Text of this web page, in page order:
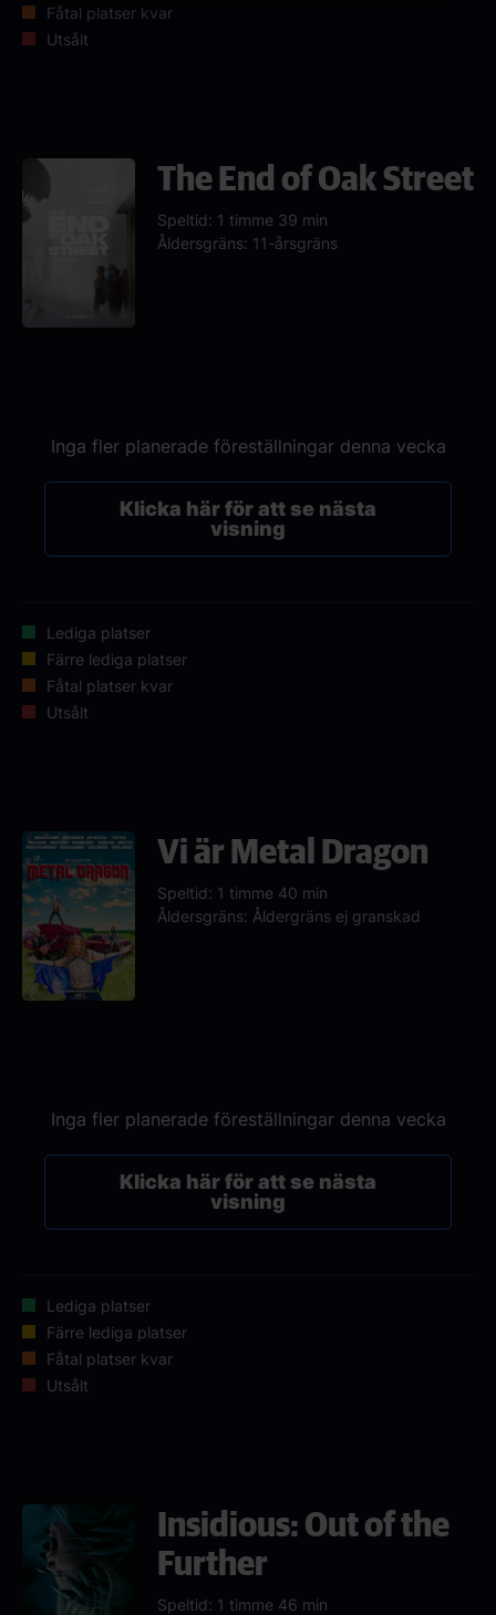
Fåtal platser kvar
Utsålt
The End of Oak Street
Speltid: 1 timme 39 min
Åldersgräns: 11-årsgräns
Inga fler planerade föreställningar denna vecka
Klicka här för att se nästa
visning
Lediga platser
Färre lediga platser
Fåtal platser kvar
Utsålt
Vi är Metal Dragon
Speltid: 1 timme 40 min
Åldersgräns: Åldergräns ej granskad
Inga fler planerade föreställningar denna vecka
Klicka här för att se nästa
visning
Lediga platser
Färre lediga platser
Fåtal platser kvar
Utsålt
Insidious: Out of the
Further
Speltid: 1 timme 46 min